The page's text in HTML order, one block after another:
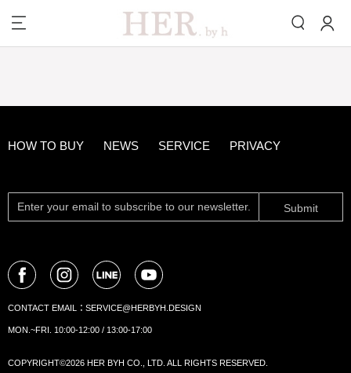
HOW TO BUY NEWS SERVICE PRIVACY
Submit
CONTACT EMAIL： SERVICE@HERBYH.DESIGN
MON.~FRI. 10:00-12:00 / 13:00-17:00
COPYRIGHT©2026 HER BYH CO., LTD. ALL RIGHTS RESERVED.